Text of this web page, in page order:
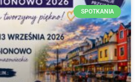
SPOTKANIA